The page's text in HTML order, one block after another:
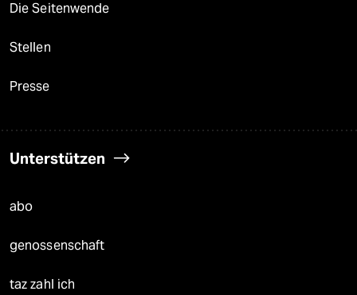
Die Seitenwende
Stellen
Presse
Unterstützen
abo
genossenschaft
taz zahl ich